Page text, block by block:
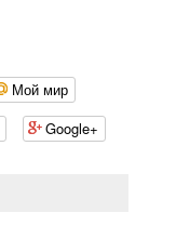
Мой мир
Google+